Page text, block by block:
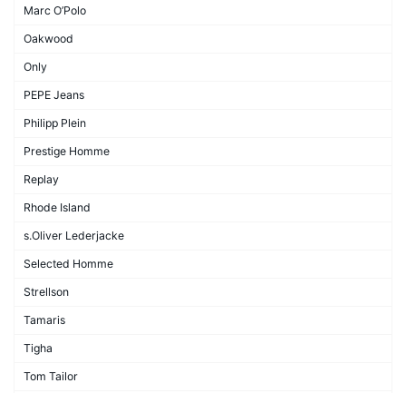
Marc O’Polo
Oakwood
Only
PEPE Jeans
Philipp Plein
Prestige Homme
Replay
Rhode Island
s.Oliver Lederjacke
Selected Homme
Strellson
Tamaris
Tigha
Tom Tailor